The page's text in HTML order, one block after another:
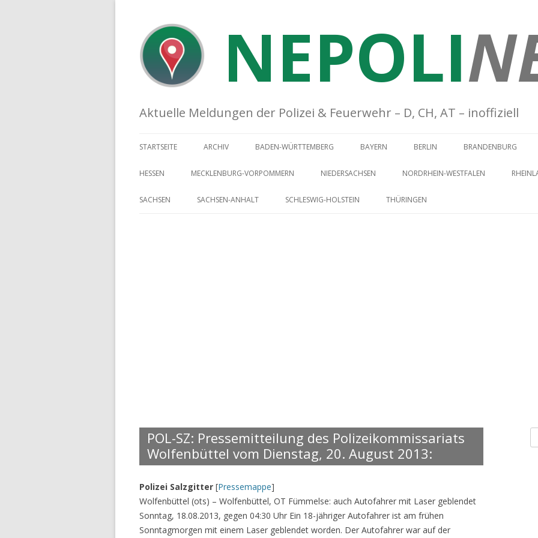
NEPOLI
Aktuelle Meldungen der Polizei & Feuerwehr – D, CH, AT – inoffiziell
STARTSEITE ARCHIV BADEN-WÜRTTEMBERG BAYERN BERLIN BRANDENBURG
HESSEN MECKLENBURG-VORPOMMERN NIEDERSACHSEN NORDRHEIN-WESTFALEN
SACHSEN SACHSEN-ANHALT SCHLESWIG-HOLSTEIN THÜRINGEN
POL-SZ: Pressemitteilung des Polizeikommissariats
Wolfenbüttel vom Dienstag, 20. August 2013:
Polizei Salzgitter [Pressemappe]
Wolfenbüttel (ots) – Wolfenbüttel, OT Fümmelse: auch Autofahrer mit Laser geblendet
Sonntag, 18.08.2013, gegen 04:30 Uhr Ein 18-jähriger Autofahrer ist am frühen
Sonntagmorgen mit einem Laser geblendet worden. Der Autofahrer war auf der